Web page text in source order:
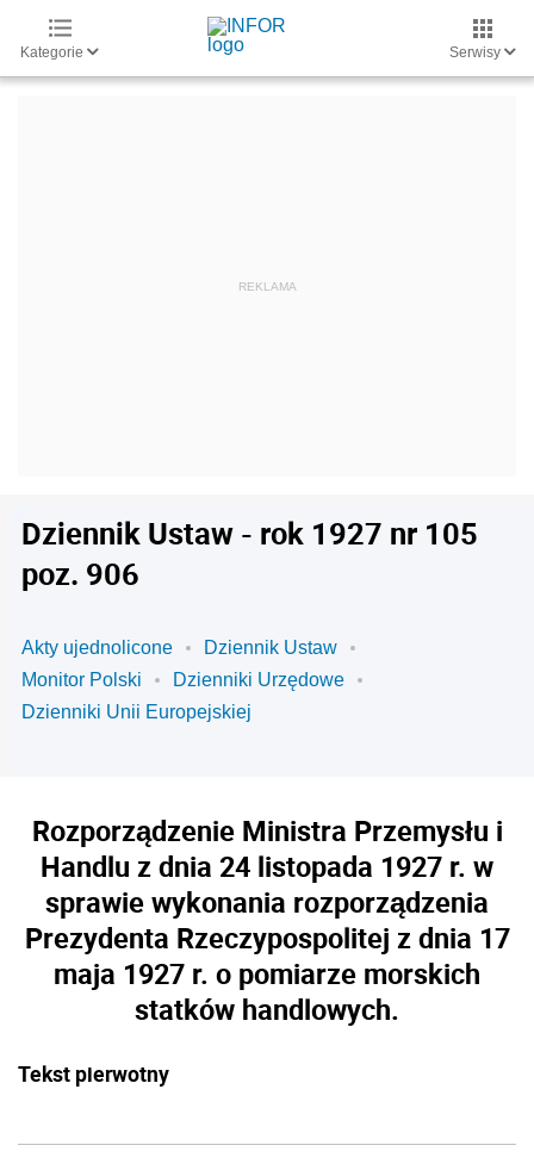
Kategorie Serwisy
Dziennik Ustaw - rok 1927 nr 105
poz. 906
Akty ujednolicone
Dziennik Ustaw
Monitor Polski
Dzienniki Urzędowe
Dzienniki Unii Europejskiej
Rozporządzenie Ministra Przemysłu i
Handlu z dnia 24 listopada 1927 r. w
sprawie wykonania rozporządzenia
Prezydenta Rzeczypospolitej z dnia 17
maja 1927 r. o pomiarze morskich
statków handlowych.
Tekst pierwotny